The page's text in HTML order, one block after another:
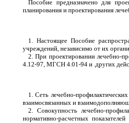
Пособие предназначено для
планирования и проектирования
1. Настоящее Пособие
учреждений, независимо от их
2. При проектировании лечебно-
4.12-97, МГСН 4.01-94 и .других
1. Сеть лечебно-
взаимосвязанных и
2. Совокупность лечебно-
нормативно-расчетных